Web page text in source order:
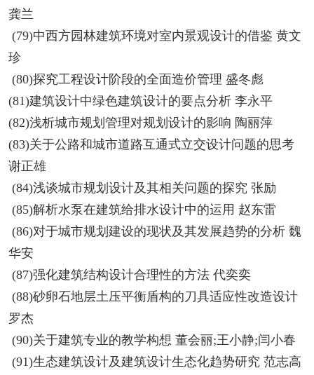
龚兰
(79)中西方园林建筑环境对室内景观设计的借鉴 黄文
珍
(80)探究工程设计阶段的全面造价管理 盛冬彪
(81)建筑设计中绿色建筑设计的要点分析 李永平
(82)浅析城市规划管理对规划设计的影响 陶丽萍
(83)关于公路和城市道路互通式立交设计问题的思考
谢正雄
(84)浅谈城市规划设计及其相关问题的探究 张励
(85)解析水泵在建筑给排水设计中的运用 赵东雷
(86)对于城市规划建设的现状及其发展趋势的分析 魏
华安
(87)强化建筑结构设计合理性的方法 代奕奕
(88)砂卵石地层土压平衡盾构的刀具适应性改造设计
罗杰
(90)关于建筑专业的教学构想 董会丽;王小静;闫小春
(91)生态建筑设计及建筑设计生态化趋势研究 范志高